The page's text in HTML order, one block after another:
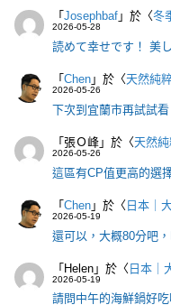
「Josephbaf 」於〈冬
2026-05-28
読めて幸せです！ 美
「Chen 」於〈天然純
2026-05-26
下次到宜蘭市再試試
「張Ｏ峰 」於〈天然
2026-05-26
這區有CP值更高的選
「Chen 」於〈 日本｜
2026-05-19
還可以，大概80分吧
「Helen 」於〈日本｜
2026-05-19
請問中午的海鮮鍋好